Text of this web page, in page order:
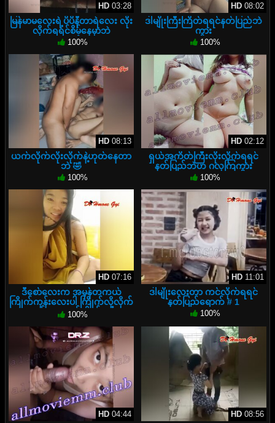
HD03:28
မြန်မာမလေးရဲ့ပိပိနီတာရဲလေး လိုး
လိုက်ရရင်စိမ့်နေမှာဘဲ
100%
HD08:02
ဒါမျိုးကြီးကြိတ်ရရင်နတ်ပြည်ဘဲ
ကွား
100%
HD08:13
ယက်လိုက်လိုးလိုက်နဲ့ဟုတ်နေတာ
ဘဲ 🤣
100%
HD02:12
ရှယ်အကိတ်ကြီးလိုးလိုက်ရရင်
နတ်ပြည်ဘဲဟ ဂလုကြကွား
100%
HD07:16
ဒီစော်လေးက အမှန်တကယ်
ကြိုက်ကုန်းလေးပါ ကြိုက်လို့လိုက်
ကုန်းတာတည်းခိုခန်းမှာ
100%
HD11:01
ဒါမျိုးလေးတာ ကင်လိုက်ရရင်
နတ်ပြည်ရောက် # 1
100%
HD04:44 HD08:56